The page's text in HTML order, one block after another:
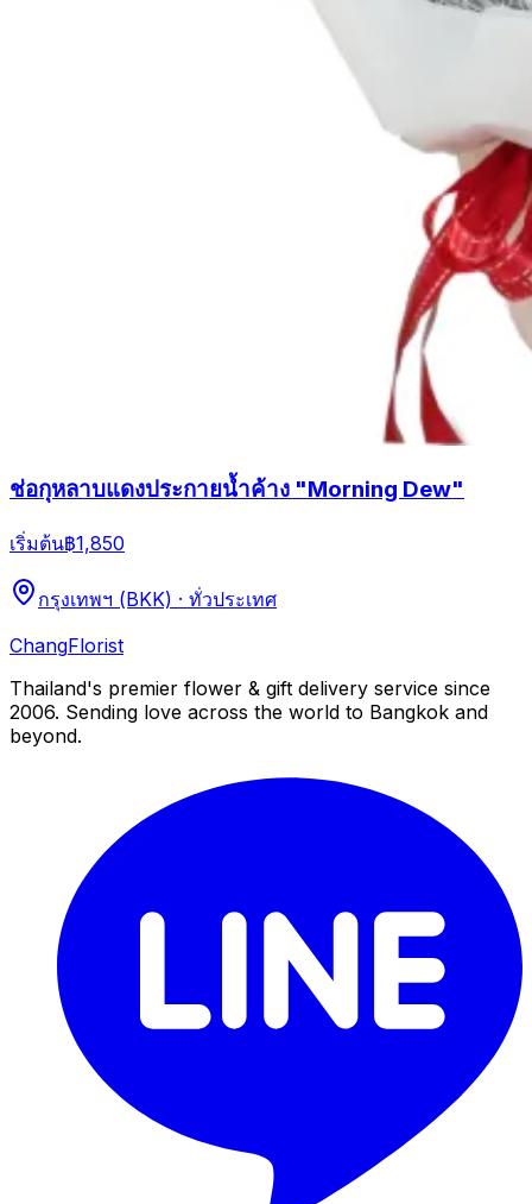
ช่อกุหลาบแดงประกายน้ำค้าง "Morning Dew"
เริ่มต้น฿1,850
กรุงเทพฯ (BKK) · ทั่วประเทศ
ChangFlorist
Thailand's premier flower & gift delivery service since
2006. Sending love across the world to Bangkok and
beyond.